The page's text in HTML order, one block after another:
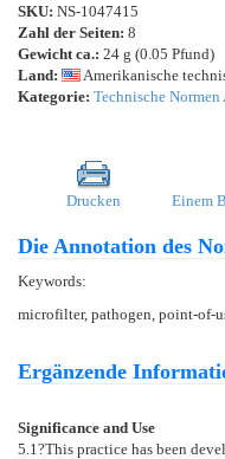
SKU: NS-1047415
Zahl der Seiten: 8
Gewicht ca.: 24 g (0.05 Pfund)
Land:
Amerikanische
Kategorie: Technische Normen
Drucken Einem
Die Annotation des
Keywords:
microfilter, pathogen, point-of-
Ergänzende
Significance and Use
5.1 ?This practice has been